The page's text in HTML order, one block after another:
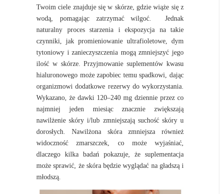
Twoim ciele znajduje się w skórze, gdzie wiąże się z
wodą, pomagając zatrzymać wilgoć.
Jednak
naturalny proces starzenia i ekspozycja na takie
czynniki, jak promieniowanie ultrafioletowe, dym
tytoniowy i zanieczyszczenia mogą zmniejszyć jego
ilość w skórze. Przyjmowanie suplementów kwasu
hialuronowego może zapobiec temu spadkowi, dając
organizmowi dodatkowe rezerwy do wykorzystania.
Wykazano, że dawki 120–240 mg dziennie przez co
najmniej jeden miesiąc znacznie zwiększają
nawilżenie skóry i/lub zmniejszają suchość skóry u
dorosłych. Nawilżona skóra zmniejsza również
widoczność zmarszczek, co może wyjaśniać,
dlaczego kilka badań pokazuje, że suplementacja
może sprawić, że skóra będzie wyglądać na gładszą i
młodszą.